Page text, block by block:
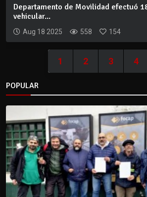
Departamento de Movilidad efectuó
vehicular...
Aug 18 2025 558 154
1 2 3 4
POPULAR